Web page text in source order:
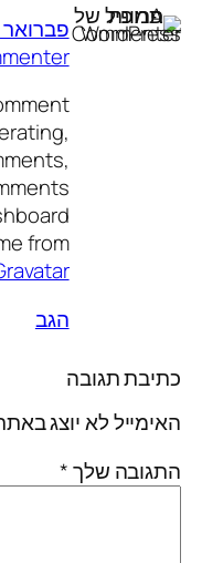
פברואר 5, 2025
from
הגב
כתיבת תגובה
האימייל לא יוצג
התגובה שלך*